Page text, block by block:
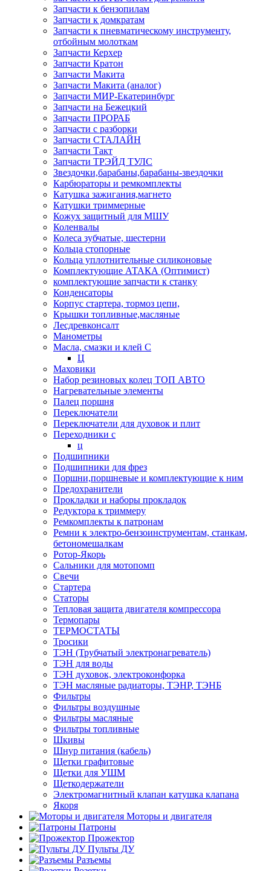
Запчасти к бензопилам
Запчасти к домкратам
Запчасти к пневматическому инструменту,
отбойным молоткам
Запчасти Керхер
Запчасти Кратон
Запчасти Макита
Запчасти Макита (аналог)
Запчасти МИР-Екатеринбург
Запчасти на Бежецкий
Запчасти ПРОРАБ
Запчасти с разборки
Запчасти СТАЛАЙН
Запчасти Такт
Запчасти ТРЭЙД ТУЛС
Звездочки,барабаны,барабаны-звездочки
Карбюраторы и ремкомплекты
Катушка зажигания,магнето
Катушки триммерные
Кожух защитный для МШУ
Коленвалы
Колеса зубчатые, шестерни
Кольца стопорные
Кольца уплотнительные силиконовые
Комплектующие АТАКА (Оптимист)
комплектующие запчасти к станку
Конденсаторы
Корпус стартера, тормоз цепи,
Крышки топливные,масляные
Лесдревконсалт
Манометры
Масла, смазки и клей С
Ц
Маховики
Набор резиновых колец ТОП АВТО
Нагревательные элементы
Палец поршня
Переключатели
Переключатели для духовок и плит
Переходники с
ц
Подшипники
Подшипники для фрез
Поршни,поршневые и комплектующие к ним
Предохранители
Прокладки и наборы прокладок
Редуктора к триммеру
Ремкомплекты к патронам
Ремни к электро-бензоинструментам, станкам,
бетономешалкам
Ротор-Якорь
Сальники для мотопомп
Свечи
Стартера
Статоры
Тепловая защита двигателя компрессора
Термопары
ТЕРМОСТАТЫ
Тросики
ТЭН (Трубчатый электронагреватель)
ТЭН для воды
ТЭН духовок, электроконфорка
ТЭН масляные радиаторы, ТЭНР, ТЭНБ
Фильтры
Фильтры воздушные
Фильтры масляные
Фильтры топливные
Шкивы
Шнур питания (кабель)
Щетки графитовые
Щетки для УШМ
Щеткодержатели
Электромагнитный клапан катушка клапана
Якоря
Моторы и двигателя
Патроны
Прожектор
Пульты ДУ
Разъемы